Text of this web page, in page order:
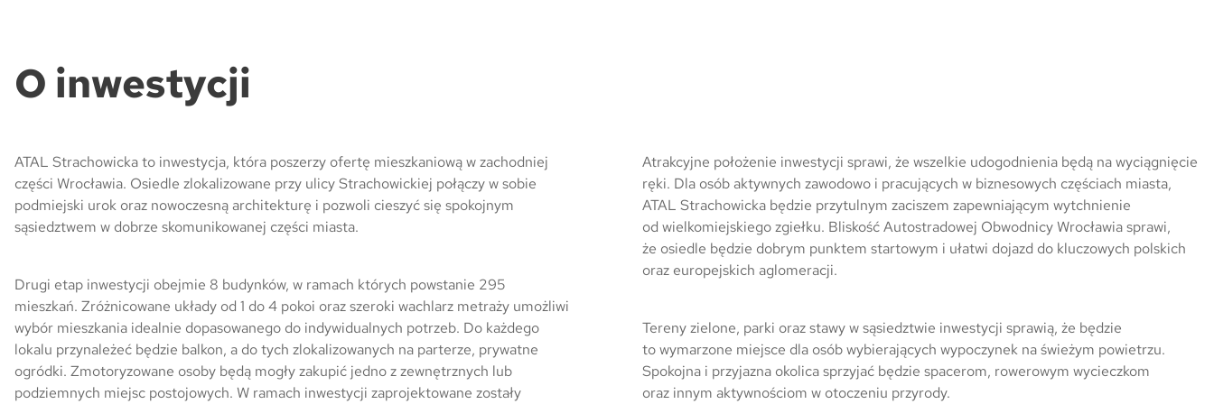
O inwestycji
ATAL Strachowicka to inwestycja, która poszerzy ofertę mieszkaniową w zachodniej
części Wrocławia. Osiedle zlokalizowane przy ulicy Strachowickiej połączy w sobie
podmiejski urok oraz nowoczesną architekturę i pozwoli cieszyć się spokojnym
sąsiedztwem w dobrze skomunikowanej części miasta.
Drugi etap inwestycji obejmie 8 budynków, w ramach których powstanie 295
mieszkań. Zróżnicowane układy od 1 do 4 pokoi oraz szeroki wachlarz metraży umożliwi
wybór mieszkania idealnie dopasowanego do indywidualnych potrzeb. Do każdego
lokalu przynależeć będzie balkon, a do tych zlokalizowanych na parterze, prywatne
ogródki. Zmotoryzowane osoby będą mogły zakupić jedno z zewnętrznych lub
podziemnych miejsc postojowych. W ramach inwestycji zaprojektowane zostały
Atrakcyjne położenie inwestycji sprawi, że wszelkie udogodnienia będą na wyciągnięcie
ręki. Dla osób aktywnych zawodowo i pracujących w biznesowych częściach miasta,
ATAL Strachowicka będzie przytulnym zaciszem zapewniającym wytchnienie
od wielkomiejskiego zgiełku. Bliskość Autostradowej Obwodnicy Wrocławia sprawi,
że osiedle będzie dobrym punktem startowym i ułatwi dojazd do kluczowych polskich
oraz europejskich aglomeracji.
Tereny zielone, parki oraz stawy w sąsiedztwie inwestycji sprawią, że będzie
to wymarzone miejsce dla osób wybierających wypoczynek na świeżym powietrzu.
Spokojna i przyjazna okolica sprzyjać będzie spacerom, rowerowym wycieczkom
oraz innym aktywnościom w otoczeniu przyrody.